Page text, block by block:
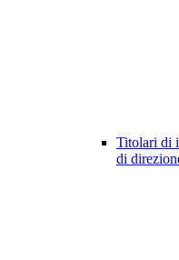
Titolari di
di